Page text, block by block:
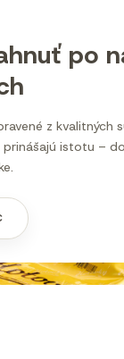
po
z kvalitných
istotu –